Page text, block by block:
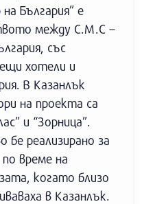
България” е
между С.М.С –
със
хотели и
В Казанлък
на проекта са
и “Зорница”.
бе реализирано за
време на
когато близо
в Казанлък.